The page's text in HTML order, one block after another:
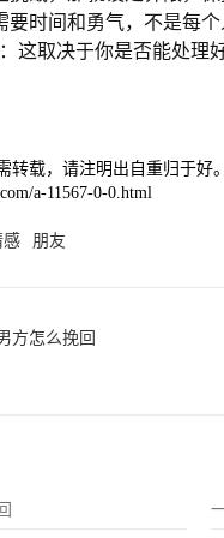
时间和勇气，不是每
这取决于你是否能处理
载，请注明出自重归于好。
a-11567-0-0.html
感 朋友
方怎么挽回